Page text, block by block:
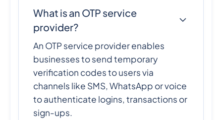
What is an OTP service
provider?
An OTP service provider enables
businesses to send temporary
verification codes to users via
channels like SMS, WhatsApp or voice
to authenticate logins, transactions or
sign-ups.